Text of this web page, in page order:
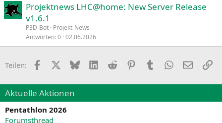
Projektnews LHC@home: New Server Release
v1.6.1
P3D-Bot Projekt-News
Antworten 0 02.06.2026
Teilen: Facebook BlueskyLinkedIn
Reddit PinterestTumblr WhatsApp
E-Mail
Aktuelle Aktionen
Pentathlon 2026
Forumsthread